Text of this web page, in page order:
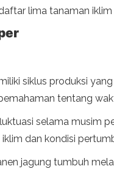
lima tanaman
siklus produksi
tentang
selama musim
dan kondisi
jagung tumbuh